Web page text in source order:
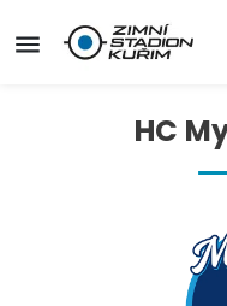
Provozované sporty
HC